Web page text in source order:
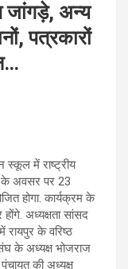
जांगड़े, अन्य
पत्रकारों
स्कूल में राष्ट्रीय
के अवसर पर 23
होगा. कार्यक्रम के
अध्यक्षता सांसद
के वरिष्ठ
के अध्यक्ष भोजराज
की अध्यक्ष